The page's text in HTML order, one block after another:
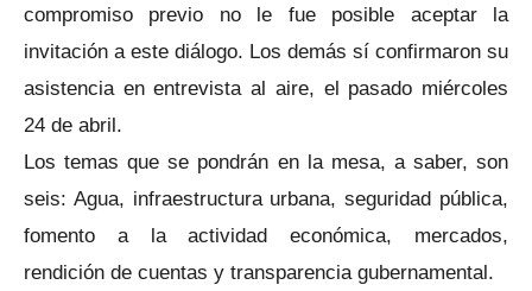
compromiso previo no le fue posible aceptar la
invitación a este diálogo. Los demás sí confirmaron su
asistencia en entrevista al aire, el pasado miércoles
24 de abril.
Los temas que se pondrán en la mesa, a saber, son
seis: Agua, infraestructura urbana, seguridad pública,
fomento a la actividad económica, mercados,
rendición de cuentas y transparencia gubernamental.